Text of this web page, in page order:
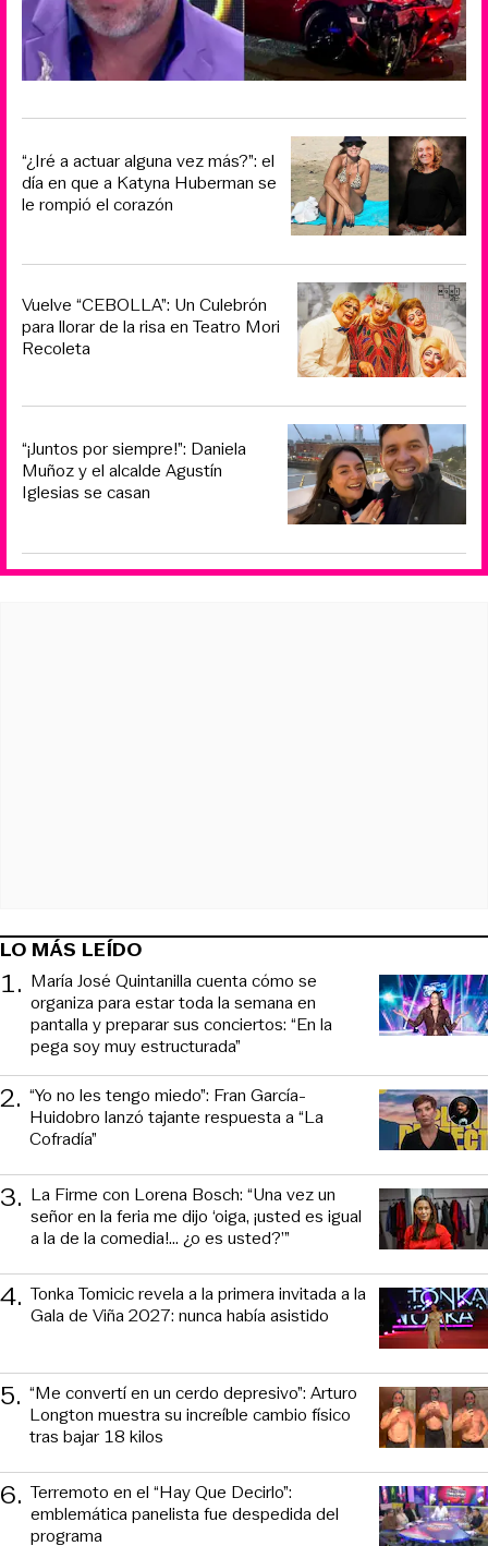
“¿Iré a actuar alguna vez más?”: el
día en que a Katyna Huberman se
le rompió el corazón
Vuelve “CEBOLLA”: Un Culebrón
para llorar de la risa en Teatro Mori
Recoleta
“¡Juntos por siempre!”: Daniela
Muñoz y el alcalde Agustín
Iglesias se casan
LO MÁS LEÍDO
1. María José Quintanilla cuenta cómo se
organiza para estar toda la semana en
pantalla y preparar sus conciertos: “En la
pega soy muy estructurada”
2. “Yo no les tengo miedo”: Fran García-
Huidobro lanzó tajante respuesta a “La
Cofradía”
3. La Firme con Lorena Bosch: “Una vez un
señor en la feria me dijo ‘oiga, ¡usted es igual
a la de la comedia!... ¿o es usted?’”
4. Tonka Tomicic revela a la primera invitada a la
Gala de Viña 2027: nunca había asistido
5. “Me convertí en un cerdo depresivo”: Arturo
Longton muestra su increíble cambio físico
tras bajar 18 kilos
6. Terremoto en el “Hay Que Decirlo”:
emblemática panelista fue despedida del
programa